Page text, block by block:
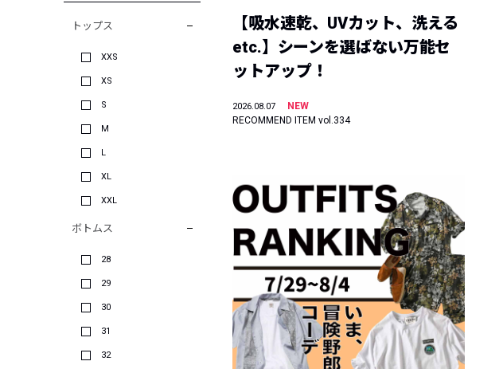
トップス
XXS
XS
S
M
L
XL
XXL
ボトムス
28
29
30
31
32
【吸水速乾、UVカット、洗える
etc.】シーンを選ばない万能セ
ットアップ！
2026.08.07
NEW
RECOMMEND ITEM vol.334